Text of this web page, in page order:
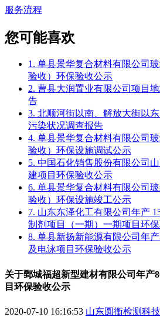
服务流程
您可能喜欢
1. 单县景华复合材料有限公司
验收）环保验收公示
2. 曹县大润置业有限公司项目
告
3. 北顺河街以南、解放大街以
污染状况调查报告
4. 单县景华复合材料有限公司
验收）环保设施调试公示
5. 中国石化销售股份有限公司
建项目环保验收公示
6. 单县景华复合材料有限公司
验收）环保设施竣工公示
7. 山东东泽化工有限公司年产
制剂项目（一期）一期项目环
8. 单县新扬新能源有限公司年
及电泳项目环保验收公示
关于鄄城福超新型建材有限公司年产
目环保验收公示
2020-07-10 16:16:53 山东圆衡检测科